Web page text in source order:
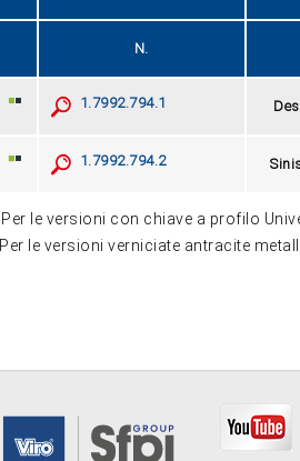
N.
1.7992.794.1
1.7992.794.2
Per le versioni con chiave a profilo
Per le versioni verniciate antracite